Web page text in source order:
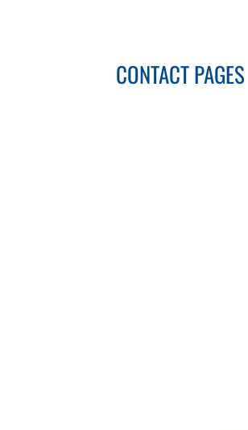
CONTACT PAGES